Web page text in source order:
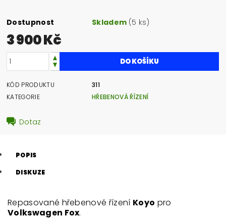
Dostupnost Skladem (5 ks)
3 900 Kč
KÓD PRODUKTU
311
KATEGORIE
HŘEBENOVÁ ŘÍZENÍ
Dotaz
POPIS
DISKUZE
Repasované hřebenové řízení Koyo pro
Volkswagen Fox.